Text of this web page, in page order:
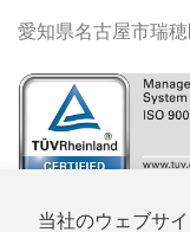
当社のウェブサ
愛知県名古屋市瑞
052-533-2577